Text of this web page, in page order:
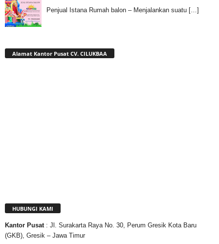
Penjual Istana Rumah balon – Menjalankan suatu […]
Alamat Kantor Pusat CV. CILUKBAA
HUBUNGI KAMI
Kantor Pusat : Jl. Surakarta Raya No. 30, Perum Gresik Kota Baru
(GKB), Gresik – Jawa Timur